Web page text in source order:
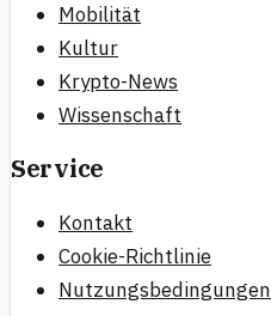
Mobilität
Kultur
Krypto-News
Wissenschaft
Service
Kontakt
Cookie-Richtlinie
Nutzungsbedingungen